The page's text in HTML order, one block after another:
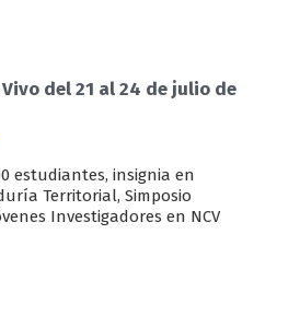
del 21 al 24 de julio de
estudiantes, insignia en
Territorial, Simposio
Investigadores en NCV